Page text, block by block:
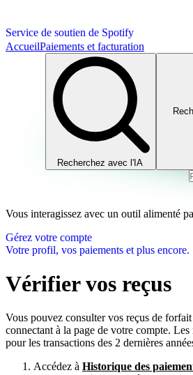
Service de soutien de Spotify
AccueilPaiements et facturation
Recherchez avec l'IA
Vous interagissez avec un outil alimenté
Gérez votre compte
Votre profil, vos paiements et plus encore.
Vérifier vos reçus
Vous pouvez consulter vos reçus de
connectant à la page de votre compte.
pour les transactions des 2 dernières
Accédez à Historique des